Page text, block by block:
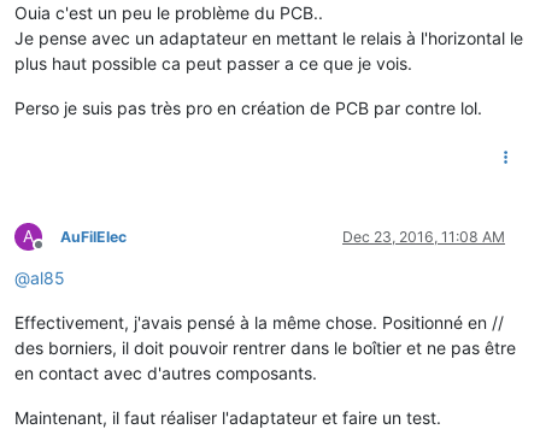
Ouia c'est un peu le problème du PCB..
Je pense avec un adaptateur en mettant le relais à l'horizontal le
plus haut possible ca peut passer a ce que je vois.
Perso je suis pas très pro en création de PCB par contre lol.
A
Offline
AuFilElec Dec 23, 2016, 11:08 AM
@al85
Effectivement, j'avais pensé à la même chose. Positionné en //
des borniers, il doit pouvoir rentrer dans le boîtier et ne pas être
en contact avec d'autres composants.
Maintenant, il faut réaliser l'adaptateur et faire un test.